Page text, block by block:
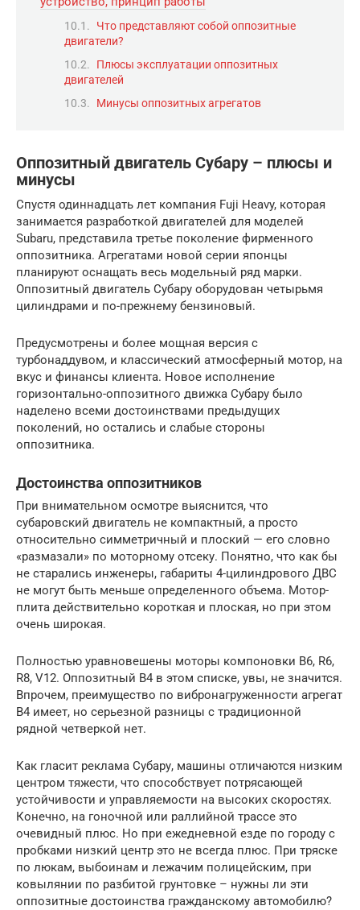
Что представляют собой оппозитные
двигатели?
Плюсы эксплуатации оппозитных
двигателей
Минусы оппозитных агрегатов
Оппозитный двигатель Субару – плюсы и
минусы
Спустя одиннадцать лет компания Fuji Heavy, которая
занимается разработкой двигателей для моделей
Subaru, представила третье поколение фирменного
оппозитника. Агрегатами новой серии японцы
планируют оснащать весь модельный ряд марки.
Оппозитный двигатель Субару оборудован четырьмя
цилиндрами и по-прежнему бензиновый.
Предусмотрены и более мощная версия с
турбонаддувом, и классический атмосферный мотор, на
вкус и финансы клиента. Новое исполнение
горизонтально-оппозитного движка Субару было
наделено всеми достоинствами предыдущих
поколений, но остались и слабые стороны
оппозитника.
Достоинства оппозитников
При внимательном осмотре выяснится, что
субаровский двигатель не компактный, а просто
относительно симметричный и плоский — его словно
«размазали» по моторному отсеку. Понятно, что как бы
не старались инженеры, габариты 4-цилиндрового ДВС
не могут быть меньше определенного объема. Мотор-
плита действительно короткая и плоская, но при этом
очень широкая.
Полностью уравновешены моторы компоновки B6, R6,
R8, V12. Оппозитный B4 в этом списке, увы, не значится.
Впрочем, преимущество по вибронагруженности агрегат
B4 имеет, но серьезной разницы с традиционной
рядной четверкой нет.
Как гласит реклама Субару, машины отличаются низким
центром тяжести, что способствует потрясающей
устойчивости и управляемости на высоких скоростях.
Конечно, на гоночной или раллийной трассе это
очевидный плюс. Но при ежедневной езде по городу с
пробками низкий центр это не всегда плюс. При тряске
по люкам, выбоинам и лежачим полицейским, при
ковылянии по разбитой грунтовке – нужны ли эти
оппозитные достоинства гражданскому автомобилю?